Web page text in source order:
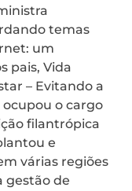
temas
um
pais, Vida
– Evitando a
o cargo
filantrópica
e
várias regiões
gestão de